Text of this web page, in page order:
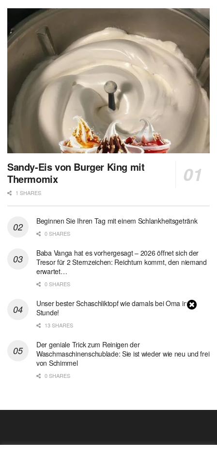
Sandy-Eis von Burger King mit
Thermomix
1 SHARES
Beginnen Sie Ihren Tag mit einem Schlankheitsgetränk
0 SHARES
Baba Vanga hat es vorhergesagt – 2026 öffnet sich der
Tresor für 2 Sternzeichen: Reichtum kommt, den niemand
erwartet…
0 SHARES
Unser bester Schaschliktopf wie damals bei Oma in 1
Stunde!
13 SHARES
Der geniale Trick zum Reinigen der
Waschmaschinenschublade: Sie ist wieder wie neu und frei
von Schimmel
0 SHARES